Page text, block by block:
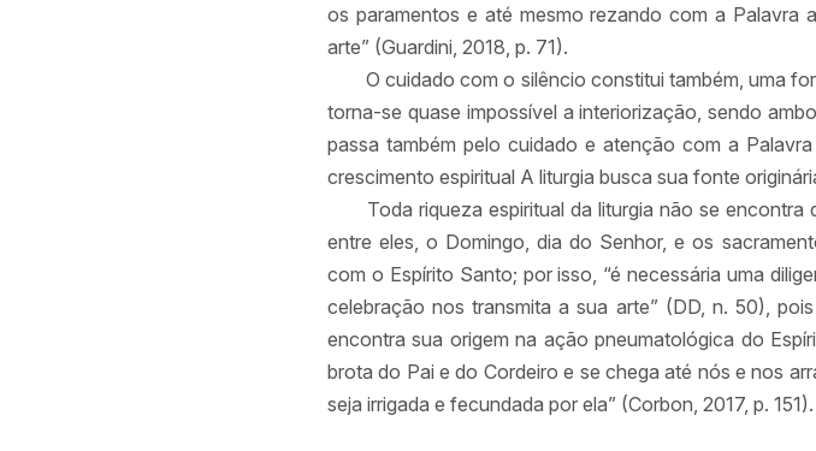
os paramentos e até mesmo rezando com a Palavra
arte” (Guardini, 2018, p. 71).
O cuidado com o silêncio constitui também, uma
torna-se quase impossível a interiorização, sendo
passa também pelo cuidado e atenção com a
crescimento espiritual A liturgia busca sua fonte
Toda riqueza espiritual da liturgia não se
entre eles, o Domingo, dia do Senhor, e os
com o Espírito Santo; por isso, “é necessária uma
celebração nos transmita a sua arte” (DD, n. 50),
encontra sua origem na ação pneumatológica do
brota do Pai e do Cordeiro e se chega até nós e nos
seja irrigada e fecundada por ela” (Corbon, 2017, p. 151).